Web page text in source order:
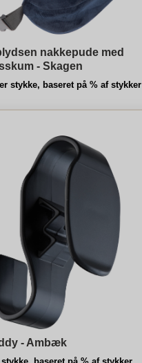
nakkepude med
- Skagen
stykke, baseret på % af stykker
- Ambæk